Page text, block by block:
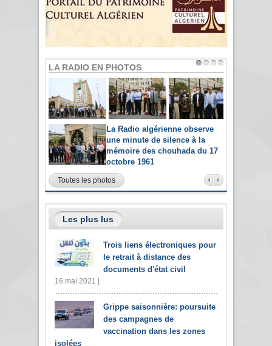
LA RADIO EN PHOTOS
La Radio algérienne observe
une minute de silence à la
mémoire des chouhada du 17
octobre 1961
Toutes les photos
Les plus lus
Trois liens électroniques pour
le retrait à distance des
documents d'état civil
16 mai 2021 |
Grippe saisonnière: poursuite
des campagnes de
vaccination dans les zones
isolées